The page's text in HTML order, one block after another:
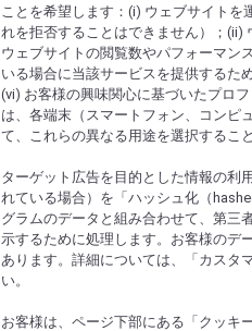
ことを希望します：(i) ウェブサイトを
れを拒否することはできません）；(ii)
ウェブサイトの閲覧数やパフォーマン
いる場合に当該サービスを提供するた
(vi) お客様の興味関心に基づいたプロ
は、各端末（スマートフォン、コンピ
て、これらの異なる用途を選択するこ
ターゲット広告を目的とした情報の利
れている場合）を「ハッシュ化（
グラムのデータと組み合わせて、第三
示するために処理します。お客様のデ
あります。詳細については、「カスタ
い。
お客様は、ページ下部にある「クッキ